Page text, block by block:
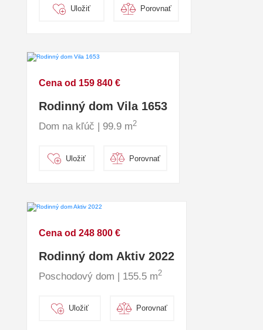
Uložiť Porovnať
Cena od 159 840 €
Rodinný dom Vila 1653
Dom na kľúč | 99.9 m2
Uložiť Porovnať
Cena od 248 800 €
Rodinný dom Aktiv 2022
Poschodový dom | 155.5 m2
Uložiť Porovnať